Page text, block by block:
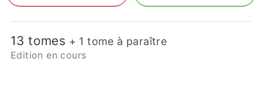
13 tomes + 1 tome à paraître
Edition en cours